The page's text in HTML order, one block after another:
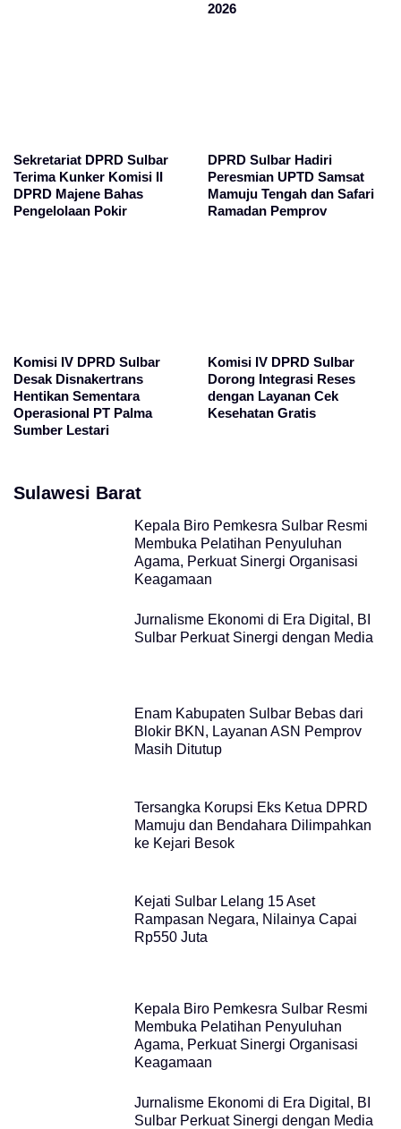
2026
Sekretariat DPRD Sulbar
Terima Kunker Komisi II
DPRD Majene Bahas
Pengelolaan Pokir
DPRD Sulbar Hadiri
Peresmian UPTD Samsat
Mamuju Tengah dan Safari
Ramadan Pemprov
Komisi IV DPRD Sulbar
Desak Disnakertrans
Hentikan Sementara
Operasional PT Palma
Sumber Lestari
Komisi IV DPRD Sulbar
Dorong Integrasi Reses
dengan Layanan Cek
Kesehatan Gratis
Sulawesi Barat
Kepala Biro Pemkesra Sulbar Resmi
Membuka Pelatihan Penyuluhan
Agama, Perkuat Sinergi Organisasi
Keagamaan
Jurnalisme Ekonomi di Era Digital, BI
Sulbar Perkuat Sinergi dengan Media
Enam Kabupaten Sulbar Bebas dari
Blokir BKN, Layanan ASN Pemprov
Masih Ditutup
Tersangka Korupsi Eks Ketua DPRD
Mamuju dan Bendahara Dilimpahkan
ke Kejari Besok
Kejati Sulbar Lelang 15 Aset
Rampasan Negara, Nilainya Capai
Rp550 Juta
Kepala Biro Pemkesra Sulbar Resmi
Membuka Pelatihan Penyuluhan
Agama, Perkuat Sinergi Organisasi
Keagamaan
Jurnalisme Ekonomi di Era Digital, BI
Sulbar Perkuat Sinergi dengan Media